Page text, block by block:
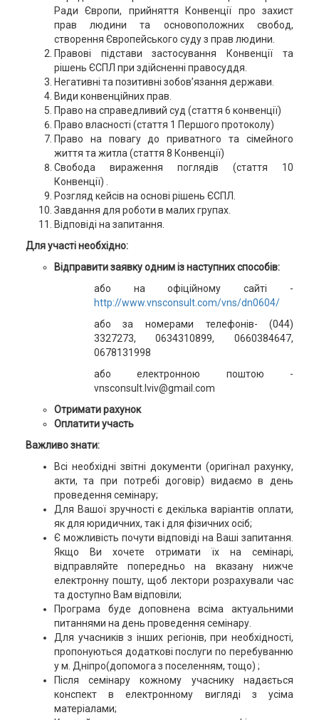
Ради Європи, прийняття Конвенції про захист
прав людини та основоположних свобод,
створення Європейського суду з прав людини.
Правові підстави застосування Конвенції та
рішень ЄСПЛ при здійсненні правосуддя.
Негативні та позитивні зобов’язання держави.
Види конвенційних прав.
Право на справедливий суд (стаття 6 конвенції)
Право власності (стаття 1 Першого протоколу)
Право на повагу до приватного та сімейного
життя та житла (стаття 8 Конвенції)
Свобода вираження поглядів (стаття 10
Конвенції) .
Розгляд кейсів на основі рішень ЄСПЛ.
Завдання для роботи в малих групах.
Відповіді на запитання.
Для участі необхідно:
Відправити заявку одним із наступних способів:
або на офіційному сайті -
http://www.vnsconsult.com/vns/dn0604/
або за номерами телефонів- (044)
3327273, 0634310899, 0660384647,
0678131998
або електронною поштою -
vnsconsult.lviv@gmail.com
Отримати рахунок
Оплатити участь
Важливо знати:
Всі необхідні звітні документи (оригінал рахунку,
акти, та при потребі договір) видаємо в день
проведення семінару;
Для Вашої зручності є декілька варіантів оплати,
як для юридичних, так і для фізичних осіб;
Є можливість почути відповіді на Ваші запитання.
Якщо Ви хочете отримати їх на семінарі,
відправляйте попередньо на вказану нижче
електронну пошту, щоб лектори розрахували час
та доступно Вам відповіли;
Програма буде доповнена всіма актуальними
питаннями на день проведення семінару.
Для учасників з інших регіонів, при необхідності,
пропонуються додаткові послуги по перебуванню
у м. Дніпро(допомога з поселенням, тощо) ;
Після семінару кожному учаснику надається
конспект в електронному вигляді з усіма
матеріалами;